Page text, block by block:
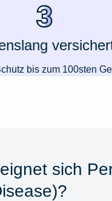
bis zum 100sten
sich